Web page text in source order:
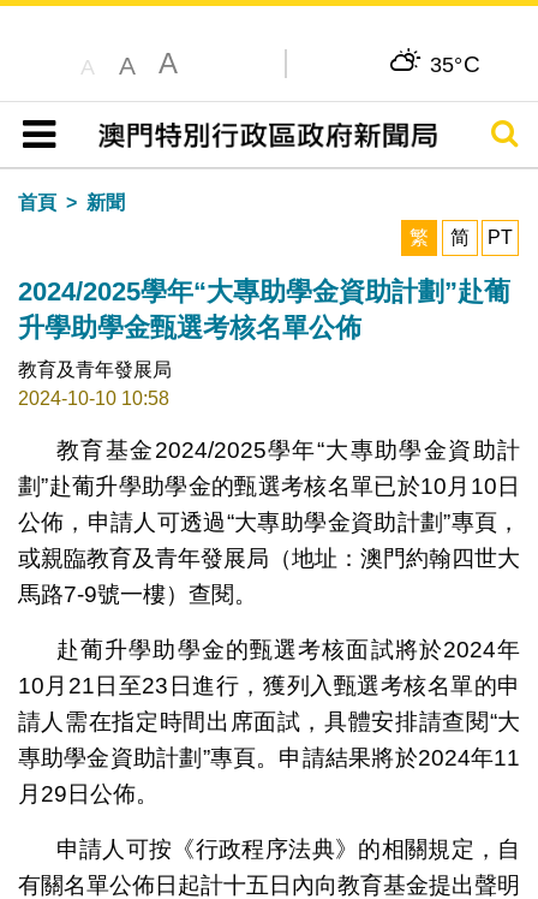
A A A 35°C
目錄
搜尋
首頁
新聞
繁
简 PT
2024/2025學年“大專助學金資助計劃”赴葡
升學助學金甄選考核名單公佈
教育及青年發展局
2024-10-10 10:58
教育基金2024/2025學年“大專助學金資助計
劃”赴葡升學助學金的甄選考核名單已於10月10日
公佈，申請人可透過“大專助學金資助計劃”專頁，
或親臨教育及青年發展局（地址：澳門約翰四世大
馬路7-9號一樓）查閱。
赴葡升學助學金的甄選考核面試將於2024年
10月21日至23日進行，獲列入甄選考核名單的申
請人需在指定時間出席面試，具體安排請查閱“大
專助學金資助計劃”專頁。申請結果將於2024年11
月29日公佈。
申請人可按《行政程序法典》的相關規定，自
有關名單公佈日起計十五日內向教育基金提出聲明